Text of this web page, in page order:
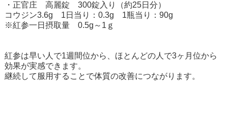
・正官庄 高麗錠 300錠入り（約25日分）
コウジン3.6g 1日当り：0.3g 1瓶当り：90g
※紅参一日摂取量 0.5g～1ｇ
紅参は早い人で1週間位から、ほとんどの人で3ヶ月位から
効果が実感できます。
継続して服用することで体質の改善につながります。